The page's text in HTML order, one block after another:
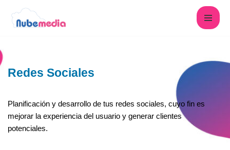
Saltar
Redes Sociales
Planificación y desarrollo de tus redes sociales, cuyo fin es
mejorar la experiencia del usuario y generar clientes
potenciales.